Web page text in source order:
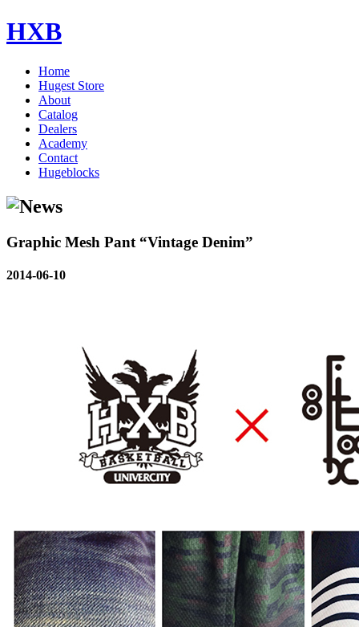
HXB
Home
Hugest Store
About
Catalog
Dealers
Academy
Contact
Hugeblocks
Graphic Mesh Pant “Vintage Denim”
2014-06-10